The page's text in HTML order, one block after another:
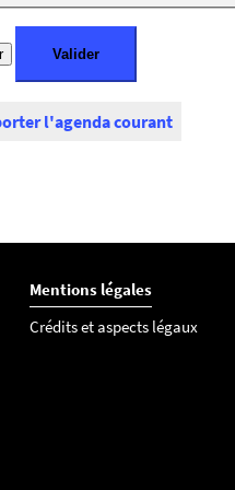
l'agenda courant
Mentions légales
Crédits et aspects légaux